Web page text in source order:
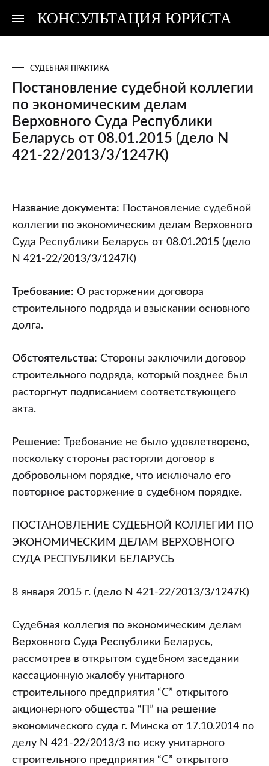
КОНСУЛЬТАЦИЯ ЮРИСТА
Консультация
Консультация
СУДЕБНАЯ ПРАКТИКА
Постановление судебной коллегии
по экономическим делам
Верховного Суда Республики
Беларусь от 08.01.2015 (дело N
421-22/2013/3/1247К)
Постановление
судебной
коллегии
по
делам
Верховного
Суда
Беларусь
от
08.01.2015
(дело
421-
22/2013/3/1247К)
Название документа: Постановление судебной
коллегии по экономическим делам Верховного
Суда Республики Беларусь от 08.01.2015 (дело
N 421-22/2013/3/1247К)
Требование: О расторжении договора
строительного подряда и взыскании основного
долга.
Обстоятельства: Стороны заключили договор
строительного подряда, который позднее был
расторгнут подписанием соответствующего
акта.
Решение: Требование не было удовлетворено,
поскольку стороны расторгли договор в
добровольном порядке, что исключало его
повторное расторжение в судебном порядке.
ПОСТАНОВЛЕНИЕ СУДЕБНОЙ КОЛЛЕГИИ ПО
ЭКОНОМИЧЕСКИМ ДЕЛАМ ВЕРХОВНОГО
СУДА РЕСПУБЛИКИ БЕЛАРУСЬ
8 января 2015 г. (дело N 421-22/2013/3/1247К)
Судебная коллегия по экономическим делам
Верховного Суда Республики Беларусь,
рассмотрев в открытом судебном заседании
кассационную жалобу унитарного
строительного предприятия “С” открытого
акционерного общества “П” на решение
экономического суда г. Минска от 17.10.2014 по
делу N 421-22/2013/3 по иску унитарного
строительного предприятия “С” открытого